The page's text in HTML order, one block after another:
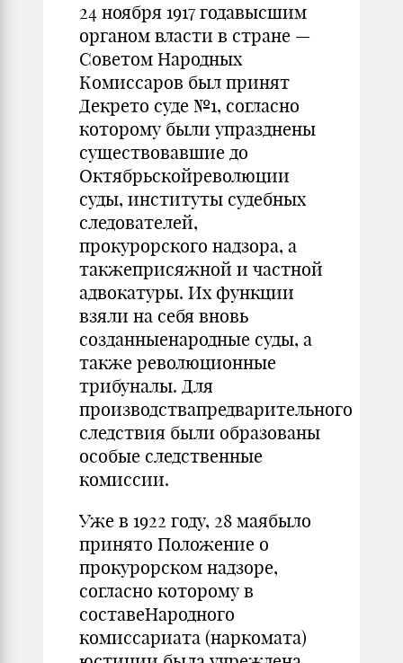
24 ноября 1917 годавысшим
органом власти в стране —
Советом Народных
Комиссаров был принят
Декрето суде №1, согласно
которому были упразднены
существовавшие до
Октябрьскойреволюции
суды, институты судебных
следователей,
прокурорского надзора, а
такжеприсяжной и частной
адвокатуры. Их функции
взяли на себя вновь
созданныенародные суды, а
также революционные
трибуналы. Для
производствапредварительного
следствия были образованы
особые следственные
комиссии.
Уже в 1922 году, 28 маябыло
принято Положение о
прокурорском надзоре,
согласно которому в
составеНародного
комиссариата (наркомата)